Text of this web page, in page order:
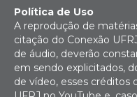
Política de Uso
A reprodução de
citação do Conexão
de áudio, deverão
em sendo explicitados,
de vídeo, esses créditos